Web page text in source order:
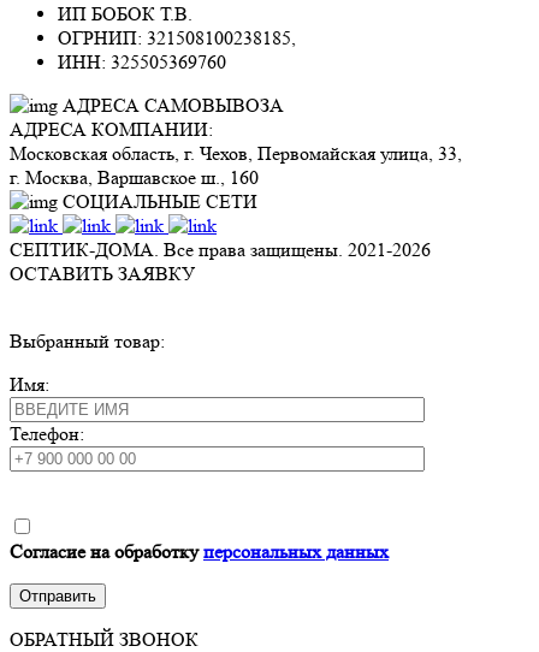
ИП БОБОК Т.В.
ОГРНИП: 321508100238185,
ИНН: 325505369760
АДРЕСА САМОВЫВОЗА
АДРЕСА КОМПАНИИ:
Московская область, г. Чехов, Первомайская улица, 33,
г. Москва, Варшавское ш., 160
СОЦИАЛЬНЫЕ СЕТИ
СЕПТИК-ДОМА. Все права защищены. 2021-2026
ОСТАВИТЬ ЗАЯВКУ
Выбранный товар:
Имя:
Телефон:
Согласие на обработкуперсональных данных
ОБРАТНЫЙ ЗВОНОК